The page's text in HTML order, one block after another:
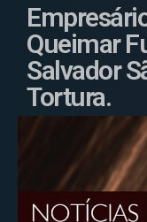
Queimar
Salvador
Tortura.